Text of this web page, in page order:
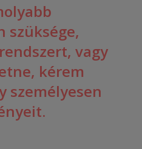
szüksége,
vagy
kérem
személyesen